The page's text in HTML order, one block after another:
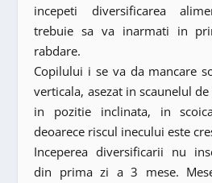
incepeti diversificarea
trebuie sa va inarmati in
rabdare.
Copilului i se va da mancare
verticala, asezat in scaunelul
in pozitie inclinata, in
deoarece riscul inecului este
Inceperea diversificarii nu
din prima zi a 3 mese.